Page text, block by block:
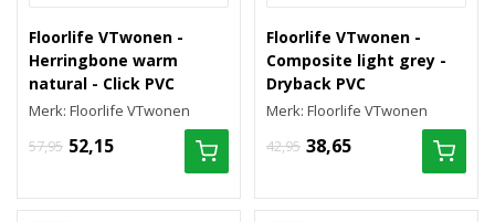
Floorlife VTwonen -
Herringbone warm
natural - Click PVC
Merk: Floorlife VTwonen
57,95 52,15
Floorlife VTwonen -
Composite light grey -
Dryback PVC
Merk: Floorlife VTwonen
42,95 38,65